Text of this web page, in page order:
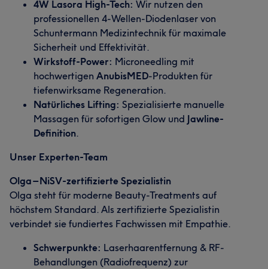
4W Lasora High-Tech: Wir nutzen den
professionellen 4-Wellen-Diodenlaser von
Schuntermann Medizintechnik für maximale
Sicherheit und Effektivität.
Wirkstoff-Power: Microneedling mit
hochwertigen AnubisMED-Produkten für
tiefenwirksame Regeneration.
Natürliches Lifting: Spezialisierte manuelle
Massagen für sofortigen Glow und Jawline-
Definition.
Unser Experten-Team
Olga – NiSV-zertifizierte Spezialistin
Olga steht für moderne Beauty-Treatments auf
höchstem Standard. Als zertifizierte Spezialistin
verbindet sie fundiertes Fachwissen mit Empathie.
Schwerpunkte: Laserhaarentfernung & RF-
Behandlungen (Radiofrequenz) zur